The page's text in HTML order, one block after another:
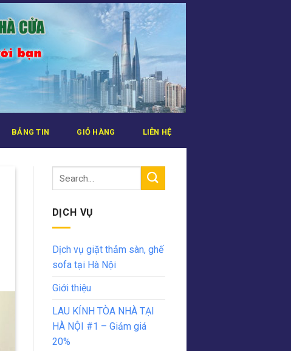
BẢNG TIN GIỎ HÀNG LIÊN HỆ
DỊCH VỤ
Dịch vụ giặt thảm sàn, ghế
sofa tại Hà Nội
Giới thiệu
LAU KÍNH TÒA NHÀ TẠI
HÀ NỘI #1 – Giảm giá
20%